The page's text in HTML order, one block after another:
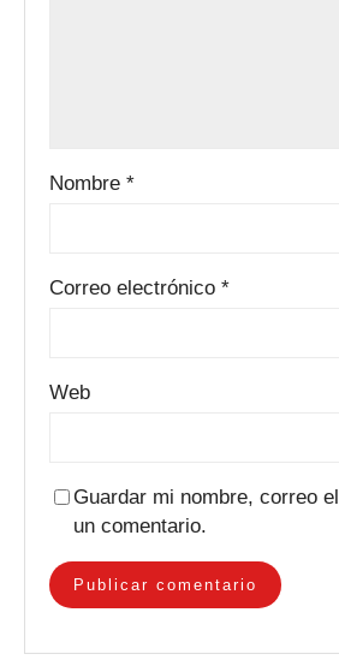
Nombre *
Correo electrónico *
Web
Guardar mi nombre, correo
un comentario.